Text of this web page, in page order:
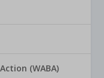
(WABA)